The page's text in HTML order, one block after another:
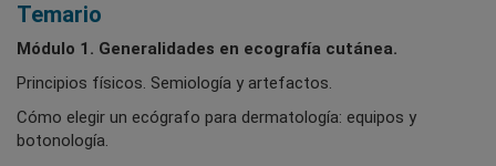
Temario
Módulo 1. Generalidades en ecografía cutánea.
Principios físicos. Semiología y artefactos.
Cómo elegir un ecógrafo para dermatología: equipos y
botonología.